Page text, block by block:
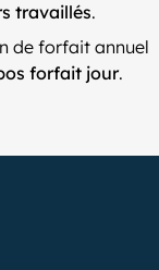
travaillés.
de forfait annuel
forfait jour.